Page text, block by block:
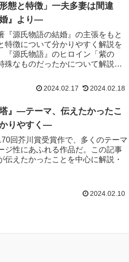
態と特徴」一夫多妻は間違
』より―
『源氏物語の結婚』の主張をもと
特徴について分かりやすく解説を
『源氏物語』のヒロイン「紫の
殊なものだったかについて解説を
2024.02.17 2024.02.18
』―テーマ、伝えたかったこ
りやすく―
回芥川賞受賞作で、多くのテーマ
ジ性にあふれる作品だ。この記事
伝えたかったことを中心に解説・
2024.02.10